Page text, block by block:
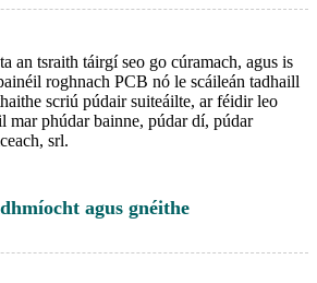
an tsraith táirgí seo go cúramach, agus is
roghnach PCB nó le scáileán tadhaill
scriú púdair suiteáilte, ar féidir leo
mar phúdar bainne, púdar dí, púdar
srl.
agus gnéithe